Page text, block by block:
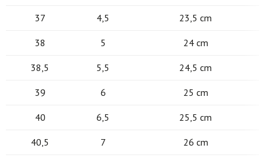
37 4,5 23,5 cm
38 5 24 cm
38,5 5,5 24,5 cm
39 6 25 cm
40 6,5 25,5 cm
40,5 7 26 cm